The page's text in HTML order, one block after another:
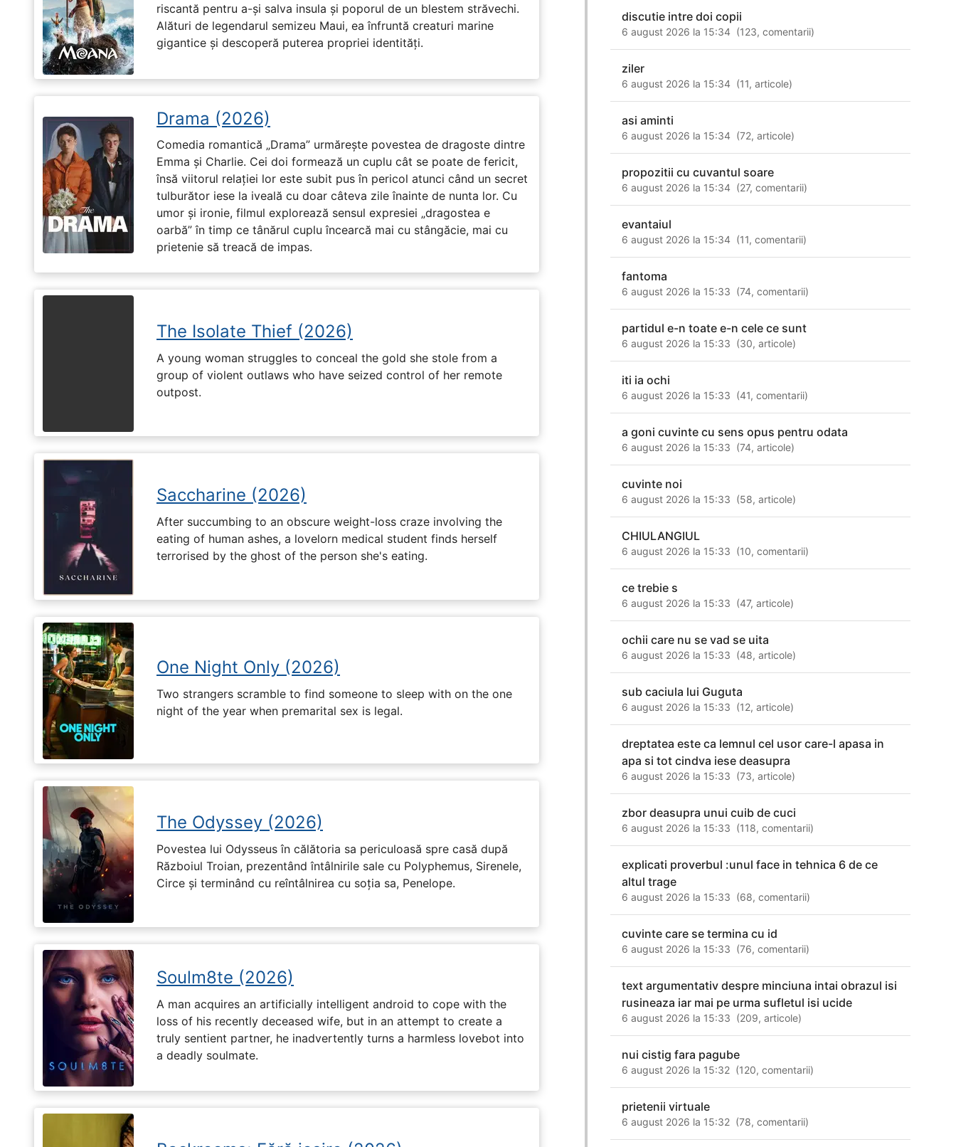
riscantă pentru a-și salva insula și poporul de un blestem străvechi.
Alături de legendarul semizeu Maui, ea înfruntă creaturi marine
gigantice și descoperă puterea propriei identități.
Drama (2026)
Comedia romantică „Drama” urmărește povestea de dragoste dintre
Emma și Charlie. Cei doi formează un cuplu cât se poate de fericit,
însă viitorul relației lor este subit pus în pericol atunci când un secret
tulburător iese la iveală cu doar câteva zile înainte de nunta lor. Cu
umor și ironie, filmul explorează sensul expresiei „dragostea e
oarbă” în timp ce tânărul cuplu încearcă mai cu stângăcie, mai cu
prietenie să treacă de impas.
The Isolate Thief (2026)
A young woman struggles to conceal the gold she stole from a
group of violent outlaws who have seized control of her remote
outpost.
Saccharine (2026)
After succumbing to an obscure weight-loss craze involving the
eating of human ashes, a lovelorn medical student finds herself
terrorised by the ghost of the person she's eating.
One Night Only (2026)
Two strangers scramble to find someone to sleep with on the one
night of the year when premarital sex is legal.
The Odyssey (2026)
Povestea lui Odysseus în călătoria sa periculoasă spre casă după
Războiul Troian, prezentând întâlnirile sale cu Polyphemus, Sirenele,
Circe și terminând cu reîntâlnirea cu soția sa, Penelope.
Soulm8te (2026)
A man acquires an artificially intelligent android to cope with the
loss of his recently deceased wife, but in an attempt to create a
truly sentient partner, he inadvertently turns a harmless lovebot into
a deadly soulmate.
discutie intre doi copii
6 august 2026 la 15:34 (123,comentarii)
ziler
6 august 2026 la 15:34 (11,articole)
asi aminti
6 august 2026 la 15:34 (72,articole)
propozitii cu cuvantul soare
6 august 2026 la 15:34 (27,comentarii)
evantaiul
6 august 2026 la 15:34 (11,comentarii)
fantoma
6 august 2026 la 15:33 (74,comentarii)
partidul e-n toate e-n cele ce sunt
6 august 2026 la 15:33 (30,articole)
iti ia ochi
6 august 2026 la 15:33 (41,comentarii)
a goni cuvinte cu sens opus pentru odata
6 august 2026 la 15:33 (74,articole)
cuvinte noi
6 august 2026 la 15:33 (58,articole)
CHIULANGIUL
6 august 2026 la 15:33 (10,comentarii)
ce trebie s
6 august 2026 la 15:33 (47,articole)
ochii care nu se vad se uita
6 august 2026 la 15:33 (48,articole)
sub caciula lui Guguta
6 august 2026 la 15:33 (12,articole)
dreptatea este ca lemnul cel usor care-l apasa in
apa si tot cindva iese deasupra
6 august 2026 la 15:33 (73,articole)
zbor deasupra unui cuib de cuci
6 august 2026 la 15:33 (118,comentarii)
explicati proverbul :unul face in tehnica 6 de ce
altul trage
6 august 2026 la 15:33 (68,comentarii)
cuvinte care se termina cu id
6 august 2026 la 15:33 (76,comentarii)
text argumentativ despre minciuna intai obrazul isi
rusineaza iar mai pe urma sufletul isi ucide
6 august 2026 la 15:33 (209,articole)
nui cistig fara pagube
6 august 2026 la 15:32 (120,comentarii)
prietenii virtuale
6 august 2026 la 15:32 (78,comentarii)